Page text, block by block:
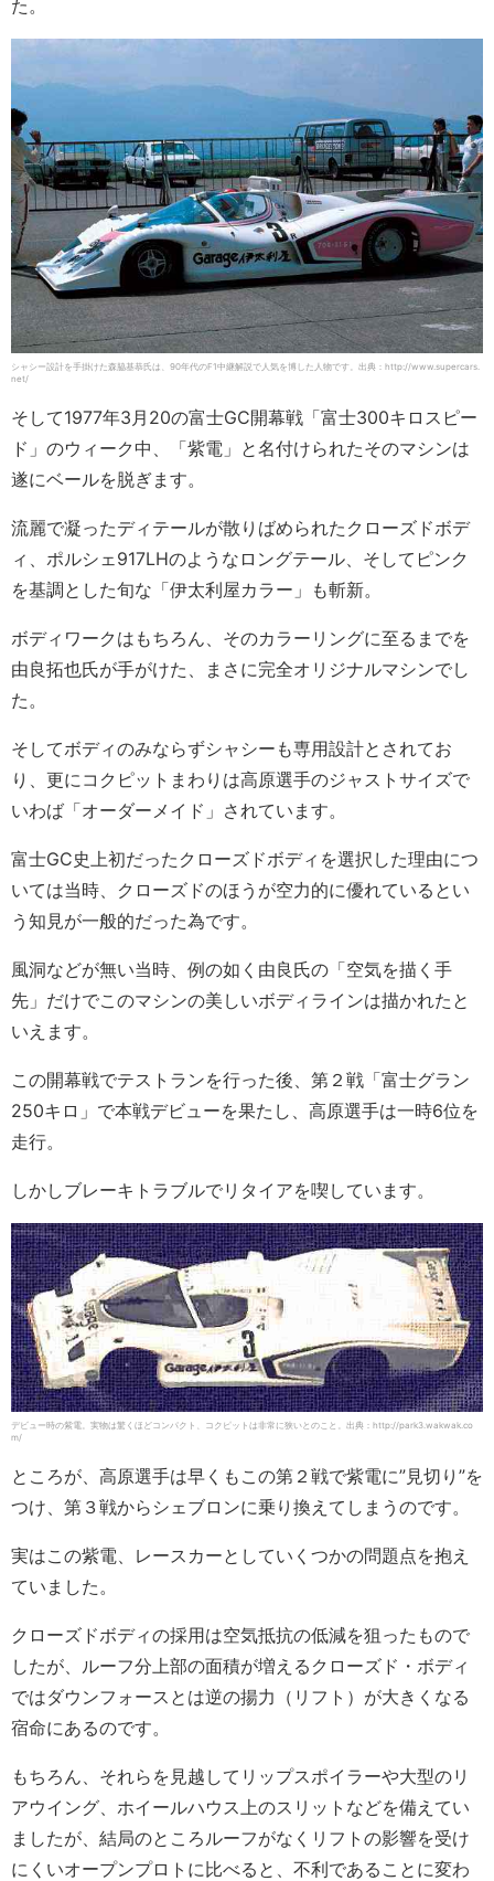
た。
シャシー設計を手掛けた森脇基恭氏は、90年代のF1中継解説で人気を博した人物です。出典：http://www.supercars.
net/
そして1977年3月20の富士GC開幕戦「富士300キロスピー
ド」のウィーク中、「紫電」と名付けられたそのマシンは
遂にベールを脱ぎます。
流麗で凝ったディテールが散りばめられたクローズドボデ
ィ、ポルシェ917LHのようなロングテール、そしてピンク
を基調とした旬な「伊太利屋カラー」も斬新。
ボディワークはもちろん、そのカラーリングに至るまでを
由良拓也氏が手がけた、まさに完全オリジナルマシンでし
た。
そしてボディのみならずシャシーも専用設計とされてお
り、更にコクピットまわりは高原選手のジャストサイズで
いわば「オーダーメイド」されています。
富士GC史上初だったクローズドボディを選択した理由につ
いては当時、クローズドのほうが空力的に優れているとい
う知見が一般的だった為です。
風洞などが無い当時、例の如く由良氏の「空気を描く手
先」だけでこのマシンの美しいボディラインは描かれたと
いえます。
この開幕戦でテストランを行った後、第２戦「富士グラン
250キロ」で本戦デビューを果たし、高原選手は一時6位を
走行。
しかしブレーキトラブルでリタイアを喫しています。
デビュー時の紫電。実物は驚くほどコンパクト、コクピットは非常に狭いとのこと。出典：http://park3.wakwak.co
m/
ところが、高原選手は早くもこの第２戦で紫電に”見切り”を
つけ、第３戦からシェブロンに乗り換えてしまうのです。
実はこの紫電、レースカーとしていくつかの問題点を抱え
ていました。
クローズドボディの採用は空気抵抗の低減を狙ったもので
したが、ルーフ分上部の面積が増えるクローズド・ボディ
ではダウンフォースとは逆の揚力（リフト）が大きくなる
宿命にあるのです。
もちろん、それらを見越してリップスポイラーや大型のリ
アウイング、ホイールハウス上のスリットなどを備えてい
ましたが、結局のところルーフがなくリフトの影響を受け
にくいオープンプロトに比べると、不利であることに変わ